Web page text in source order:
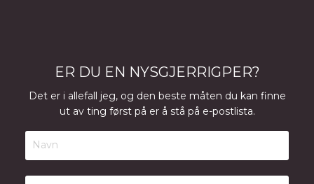
ER DU EN NYSGJERRIGPER?
Det er i allefall jeg, og den beste måten du kan finne
ut av ting først på er å stå på e-postlista.